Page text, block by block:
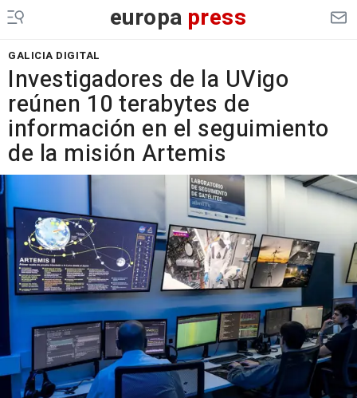
europa press
GALICIA DIGITAL
Investigadores de la UVigo
reúnen 10 terabytes de
información en el seguimiento
de la misión Artemis